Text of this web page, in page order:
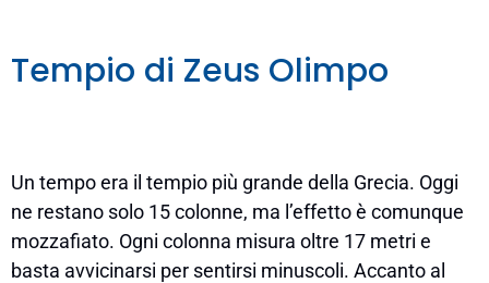
Tempio di Zeus Olimpo
Un tempo era il tempio più grande della Grecia. Oggi
ne restano solo 15 colonne, ma l’effetto è comunque
mozzafiato. Ogni colonna misura oltre 17 metri e
basta avvicinarsi per sentirsi minuscoli. Accanto al